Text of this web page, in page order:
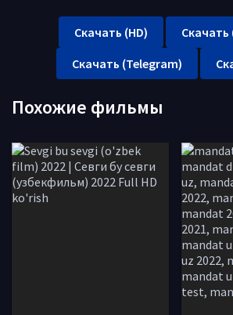
Скачать (HD)
Скачать
Скачать (Telegram)
Похожие фильмы